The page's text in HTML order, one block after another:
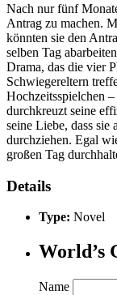
Nach nur fünf
Antrag zu machen.
könnten sie den
selben Tag
Drama, das die vier
Schwiegereltern
Hochzeitsspielchen
durchkreuzt seine
seine Liebe, dass sie
durchziehen. Egal
großen Tag
Details
Type: Novel
World’s
Name